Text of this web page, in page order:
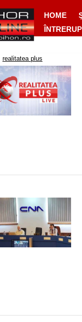
HOME
realitatea plus